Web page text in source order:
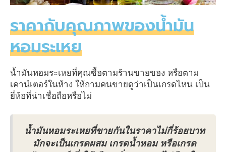
ราคากับคุณภาพของน้ำมัน
หอมระเหย
น้ำมันหอมระเหยที่คุณซื้อตามร้านขายของ หรือตาม
เคาน์เตอร์ในห้าง ให้ถามคนขายดูว่าเป็นเกรดไหน เป็น
ยี่ห้อที่น่าเชื่อถือหรือไม่
น้ำมันหอมระเหยที่ขายกันในราคาไม่กี่ร้อยบาท
มักจะเป็นเกรดผสม เกรดน้ำหอม หรือเกรด